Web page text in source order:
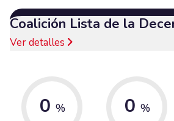
Coalición Lista de la
Ver detalles
0 % 0 %